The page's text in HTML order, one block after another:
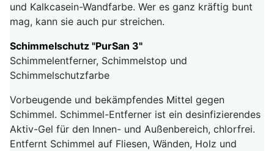
und Kalkcasein-Wandfarbe. Wer es ganz kräftig bunt
mag, kann sie auch pur streichen.
Schimmelschutz "PurSan 3"
Schimmelentferner, Schimmelstop und
Schimmelschutzfarbe
Vorbeugende und bekämpfendes Mittel gegen
Schimmel. Schimmel-Entferner ist ein desinfizierendes
Aktiv-Gel für den Innen- und Außenbereich, chlorfrei.
Entfernt Schimmel auf Fliesen, Wänden, Holz und